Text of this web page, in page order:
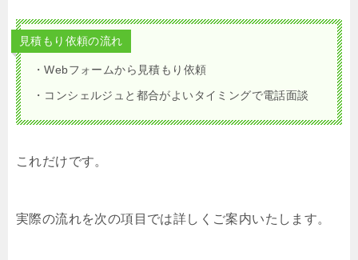
見積もり依頼の流れ
・Webフォームから見積もり依頼
・コンシェルジュと都合がよいタイミングで電話面談
これだけです。
実際の流れを次の項目では詳しくご案内いたします。